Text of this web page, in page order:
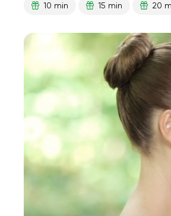
10 min 15 min 20